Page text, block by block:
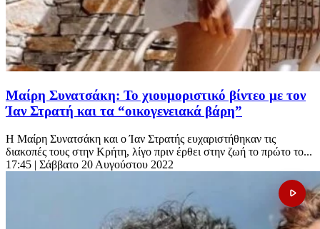
Μαίρη Συνατσάκη: Το χιουμοριστικό βίντεο με τον
Ίαν Στρατή και τα “οικογενειακά βάρη”
Η Μαίρη Συνατσάκη και ο Ίαν Στρατής ευχαριστήθηκαν τις
διακοπές τους στην Κρήτη, λίγο πριν έρθει στην ζωή το πρώτο το...
17:45 | Σάββατο 20 Αυγούστου 2022